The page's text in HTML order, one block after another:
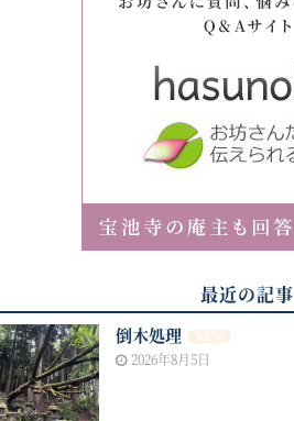
最近の記事
倒木処理 NEW
2026年8月5日